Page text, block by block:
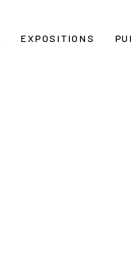
EXPOSITIONS